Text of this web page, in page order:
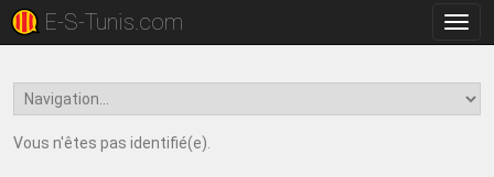
la
E-S-Tunis.com
Vous n'êtes pas identifié(e).